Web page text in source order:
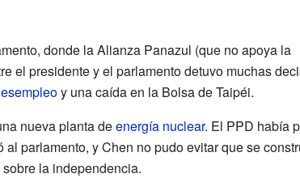
donde la Alianza Panazul (que no apoya la
el presidente y el parlamento detuvo muchas
y una caída en la Bolsa de Taipéi.
nueva planta deenergía nuclear. El PPD había
parlamento, y Chen no pudo evitar que se
la independencia.